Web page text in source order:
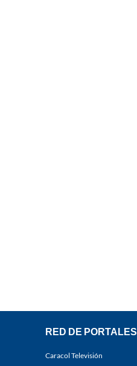
RED DE PORTALES
Caracol Televisión